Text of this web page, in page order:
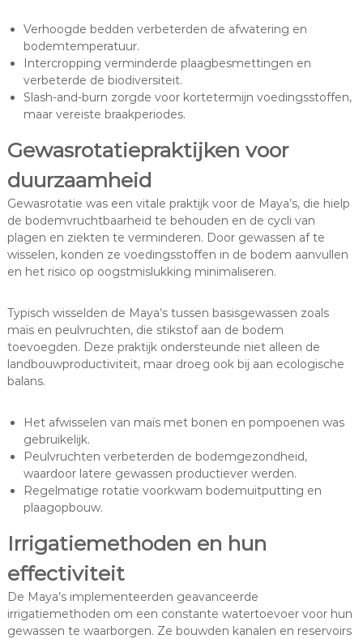
Verhoogde bedden verbeterden de afwatering en
bodemtemperatuur.
Intercropping verminderde plaagbesmettingen en
verbeterde de biodiversiteit.
Slash-and-burn zorgde voor kortetermijn voedingsstoffen,
maar vereiste braakperiodes.
Gewasrotatiepraktijken voor
duurzaamheid
Gewasrotatie was een vitale praktijk voor de Maya’s, die hielp
de bodemvruchtbaarheid te behouden en de cycli van
plagen en ziekten te verminderen. Door gewassen af te
wisselen, konden ze voedingsstoffen in de bodem aanvullen
en het risico op oogstmislukking minimaliseren.
Typisch wisselden de Maya’s tussen basisgewassen zoals
maïs en peulvruchten, die stikstof aan de bodem
toevoegden. Deze praktijk ondersteunde niet alleen de
landbouwproductiviteit, maar droeg ook bij aan ecologische
balans.
Het afwisselen van maïs met bonen en pompoenen was
gebruikelijk.
Peulvruchten verbeterden de bodemgezondheid,
waardoor latere gewassen productiever werden.
Regelmatige rotatie voorkwam bodemuitputting en
plaagopbouw.
Irrigatiemethoden en hun
effectiviteit
De Maya’s implementeerden geavanceerde
irrigatiemethoden om een constante watertoevoer voor hun
gewassen te waarborgen. Ze bouwden kanalen en reservoirs